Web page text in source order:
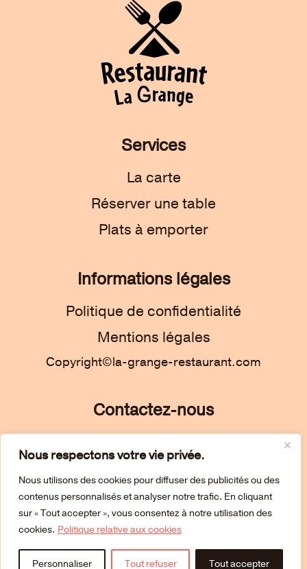
Nous respectons votre vie privée.
Nous utilisons des cookies pour diffuser des publicités ou des
contenus personnalisés et analyser notre trafic. En cliquant
sur « Tout accepter », vous consentez à notre utilisation des
cookies. Politique relative aux cookies
Personnaliser Tout refuser Tout accepter
Services
La carte
Réserver une table
Plats à emporter
Informations légales
Politique de confidentialité
Mentions légales
Copyright©la-grange-restaurant.com
Contactez-nous
09100 Saint-Jean-du-Falga
 